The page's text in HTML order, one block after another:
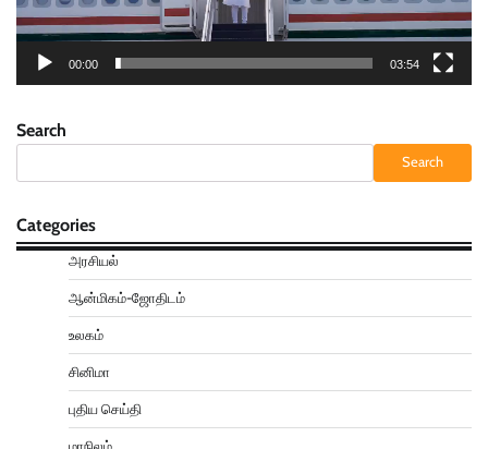
00:00 03:54
Search
Search
Categories
அரசியல்
ஆன்மிகம்-ஜோதிடம்
உலகம்
சினிமா
புதிய செய்தி